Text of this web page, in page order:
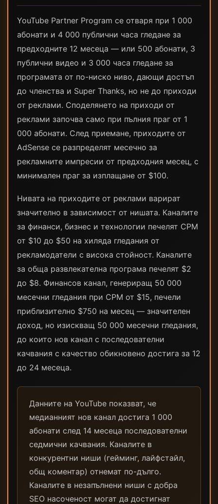
YouTube Partner Program се отваря при 1 000
абонати и 4 000 публични часа гледане за
предходните 12 месеца — или 500 абонати, 3
публични видео и 3 000 часа гледане за
програмата от по-ниско ниво, дающи достъп
до членства и Super Thanks, но не до приходи
от реклами. Споделянето на приходи от
реклами започва само при пълния праг от 1
000 абонати. След приемане, приходите от
AdSense се разпределят месечно за
рекламните импресии от предходния месец, с
минимален праг за изплащане от $100.
Нивата на приходите от реклами варират
значително в зависимост от нишата. Каналите
за финанси, бизнес и технологии печелят CPM
от $10 до $50 на хиляда гледания от
рекламодатели с висока стойност. Каналите
за обща развлекателна програма печелят $2
до $8. Финансов канал, генериращ 50 000
месечни гледания при CPM от $15, печели
приблизително $750 на месец — значителен
доход, но изискващ 50 000 месечни гледания,
до които нов канал с последователни
качвания с качество обикновено достига за 12
до 24 месеца.
Данните на YouTube показват, че
медианният нов канал достига 1 000
абонати след 14 месеца последователни
седмични качвания. Каналите в
конкурентни ниши (гейминг, лайфстайл,
общ коментар) отнемат по-дълго.
Каналите в незапълнени ниши с добра
SEO насоченост могат да достигнат